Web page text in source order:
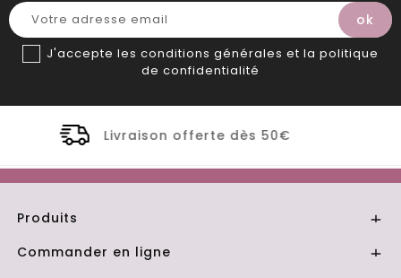
J'accepte les conditions générales et la politique
de confidentialité
dès 50€ Distillerie Bio
Produits 
Commander en ligne 